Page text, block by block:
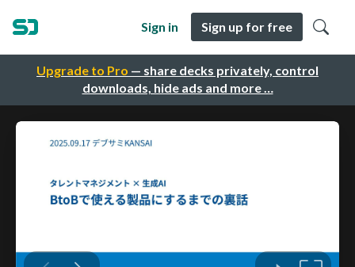
Upgrade to Pro — share decks privately, control
downloads, hide ads and more …
Sign in Sign up for free